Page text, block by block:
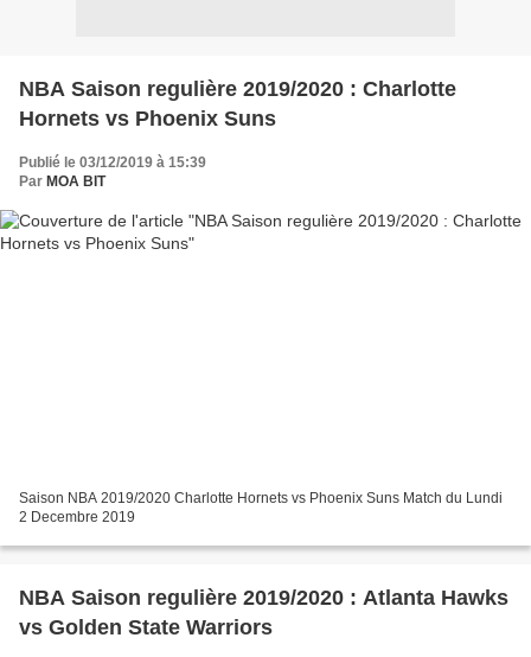
NBA Saison regulière 2019/2020 : Charlotte
Hornets vs Phoenix Suns
Publié le 03/12/2019 à 15:39
Par MOA BIT
Saison NBA 2019/2020 Charlotte Hornets vs Phoenix Suns Match du Lundi
2 Decembre 2019
NBA Saison regulière 2019/2020 : Atlanta Hawks
vs Golden State Warriors